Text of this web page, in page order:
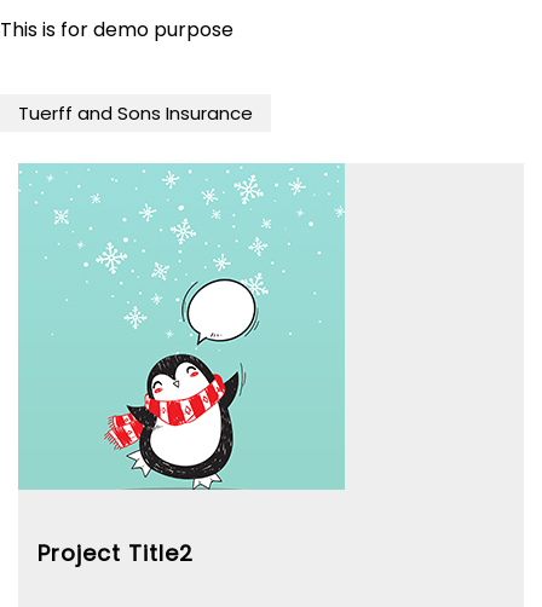
This is for demo purpose
Tuerff and Sons Insurance
Project Title2